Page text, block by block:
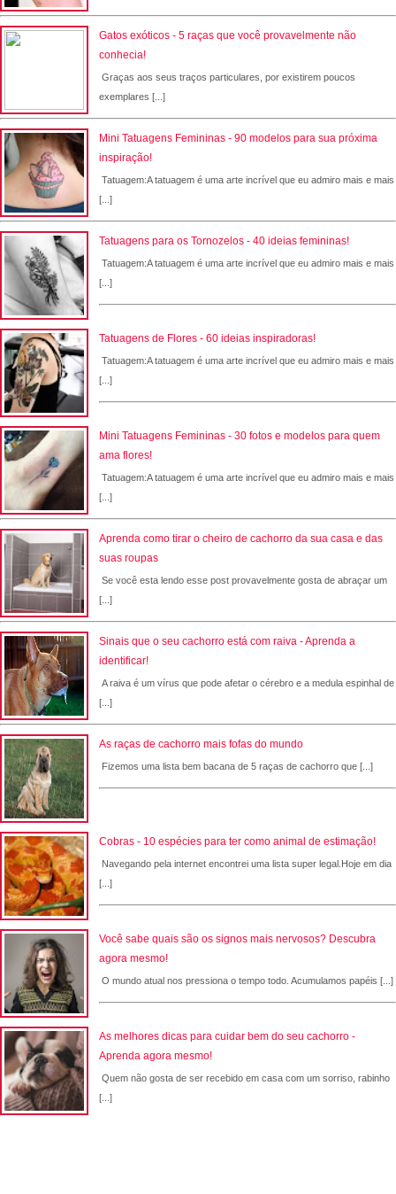
Gatos exóticos - 5 raças que você provavelmente não
conhecia!
Graças aos seus traços particulares, por existirem poucos
exemplares [...]
Mini Tatuagens Femininas - 90 modelos para sua próxima
inspiração!
Tatuagem:A tatuagem é uma arte incrível que eu admiro mais e mais
[...]
Tatuagens para os Tornozelos - 40 ideias femininas!
Tatuagem:A tatuagem é uma arte incrível que eu admiro mais e mais
[...]
Tatuagens de Flores - 60 ideias inspiradoras!
Tatuagem:A tatuagem é uma arte incrível que eu admiro mais e mais
[...]
Mini Tatuagens Femininas - 30 fotos e modelos para quem
ama flores!
Tatuagem:A tatuagem é uma arte incrível que eu admiro mais e mais
[...]
Aprenda como tirar o cheiro de cachorro da sua casa e das
suas roupas
Se você esta lendo esse post provavelmente gosta de abraçar um
[...]
Sinais que o seu cachorro está com raiva - Aprenda a
identificar!
A raiva é um vírus que pode afetar o cérebro e a medula espinhal de
[...]
As raças de cachorro mais fofas do mundo
Fizemos uma lista bem bacana de 5 raças de cachorro que [...]
Cobras - 10 espécies para ter como animal de estimação!
Navegando pela internet encontrei uma lista super legal.Hoje em dia
[...]
Você sabe quais são os signos mais nervosos? Descubra
agora mesmo!
O mundo atual nos pressiona o tempo todo. Acumulamos papéis [...]
As melhores dicas para cuidar bem do seu cachorro -
Aprenda agora mesmo!
Quem não gosta de ser recebido em casa com um sorriso, rabinho
[...]